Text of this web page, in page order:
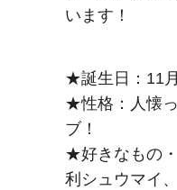
います！
★誕生日：11
★性格：人懐
ブ！
★好きなもの
利シュウマイ